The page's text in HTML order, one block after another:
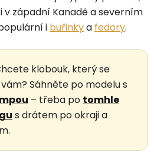
v západní Kanadě a severním
i buřinkya fedory.
klobouk, který se
Sáhněte po modelu s
– třeba po tomhle
s drátem po okraji a